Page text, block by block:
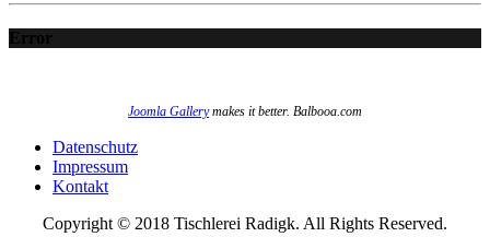
Error
Joomla Gallerymakes it better. Balbooa.com
Datenschutz
Impressum
Kontakt
Copyright © 2018 Tischlerei Radigk. All Rights Reserved.